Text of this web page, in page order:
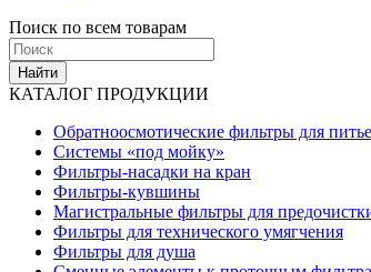
Поиск по всем товарам
Найти
КАТАЛОГ ПРОДУКЦИИ
Обратноосмотические фильтры для
Системы «под мойку»
Фильтры-насадки на кран
Фильтры-кувшины
Магистральные фильтры для
Фильтры для технического умягчения
Фильтры для душа